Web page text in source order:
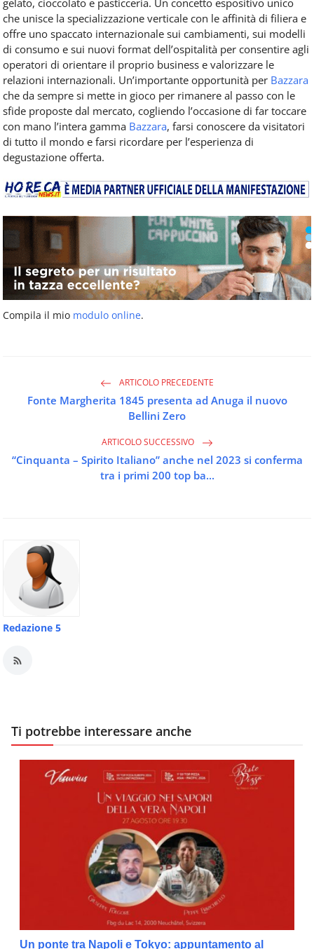
gelato, cioccolato e pasticceria. Un concetto espositivo unico
che unisce la specializzazione verticale con le affinità di filiera e
offre uno spaccato internazionale sui cambiamenti, sui modelli
di consumo e sui nuovi format dell’ospitalità per consentire agli
operatori di orientare il proprio business e valorizzare le
relazioni internazionali. Un’importante opportunità per Bazzara
che da sempre si mette in gioco per rimanere al passo con le
sfide proposte dal mercato, cogliendo l’occasione di far toccare
con mano l’intera gamma Bazzara, farsi conoscere da visitatori
di tutto il mondo e farsi ricordare per l’esperienza di
degustazione offerta.
Compila il mio modulo online.
ARTICOLO PRECEDENTE
Fonte Margherita 1845 presenta ad Anuga il nuovo
Bellini Zero
ARTICOLO SUCCESSIVO
“Cinquanta – Spirito Italiano” anche nel 2023 si conferma
tra i primi 200 top ba...
Redazione 5
Ti potrebbe interessare anche
Un ponte tra Napoli e Tokyo: appuntamento al